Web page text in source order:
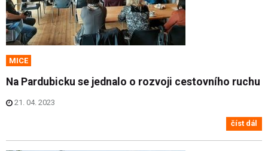
MICE
Na Pardubicku se jednalo o rozvoji cestovního ruchu
21. 04. 2023
číst dál